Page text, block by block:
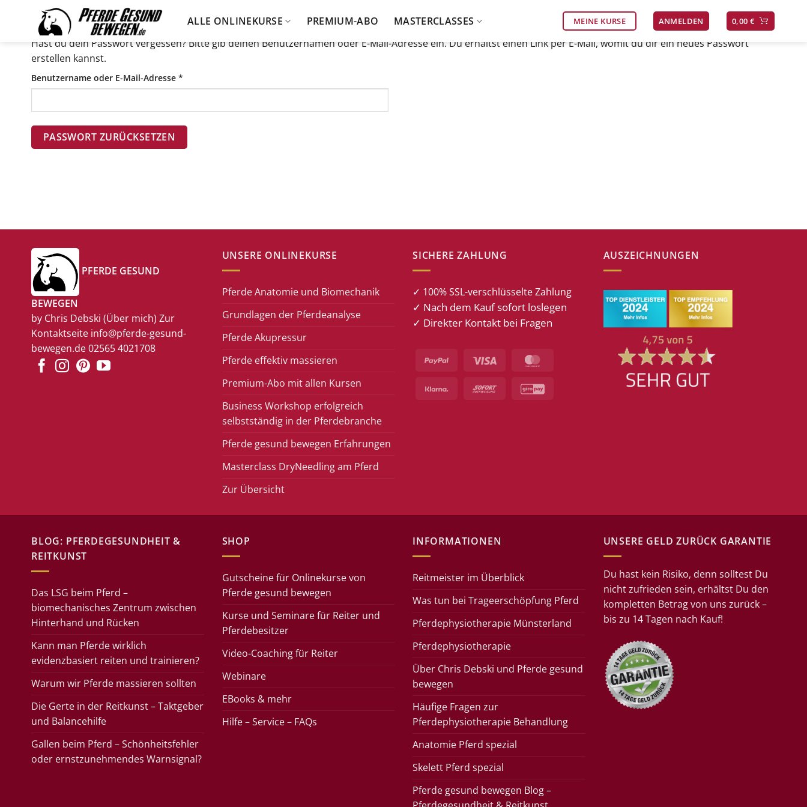
springen
ALLE ONLINEKURSE PREMIUM-ABO MASTERCLASSES MEINE KURSE ANMELDEN 0,00 €
Hast du dein Passwort vergessen? Bitte gib deinen Benutzernamen oder E-Mail-Adresse ein. Du erhältst einen Link per E-Mail, womit du dir ein neues Passwort
erstellen kannst.
Benutzername oder E-Mail-Adresse *
PASSWORT ZURÜCKSETZEN
PFERDE GESUND
BEWEGEN
by Chris Debski (Über mich) Zur
Kontaktseite info@pferde-gesund-
bewegen.de02565 4021708
UNSERE ONLINEKURSE
Pferde Anatomie und Biomechanik
Grundlagen der Pferdeanalyse
Pferde Akupressur
Pferde effektiv massieren
Premium-Abo mit allen Kursen
Business Workshop erfolgreich
selbstständig in der Pferdebranche
Pferde gesund bewegen Erfahrungen
Masterclass DryNeedling am Pferd
Zur Übersicht
SICHERE ZAHLUNG
✓ 100% SSL-verschlüsselte Zahlung
✓ Nach dem Kauf sofort loslegen
✓ Direkter Kontakt bei Fragen
PayPal
Klarna Sofort GiroPay
AUSZEICHNUNGEN
BLOG: PFERDEGESUNDHEIT &
REITKUNST
Das LSG beim Pferd –
biomechanisches Zentrum zwischen
Hinterhand und Rücken
Kann man Pferde wirklich
evidenzbasiert reiten und trainieren?
Warum wir Pferde massieren sollten
Die Gerte in der Reitkunst – Taktgeber
und Balancehilfe
Gallen beim Pferd – Schönheitsfehler
oder ernstzunehmendes Warnsignal?
SHOP
Gutscheine für Onlinekurse von
Pferde gesund bewegen
Kurse und Seminare für Reiter und
Pferdebesitzer
Video-Coaching für Reiter
Webinare
EBooks & mehr
Hilfe – Service – FAQs
INFORMATIONEN
Reitmeister im Überblick
Was tun bei Trageerschöpfung Pferd
Pferdephysiotherapie Münsterland
Pferdephysiotherapie
Über Chris Debski und Pferde gesund
bewegen
Häufige Fragen zur
Pferdephysiotherapie Behandlung
Anatomie Pferd spezial
Skelett Pferd spezial
Pferde gesund bewegen Blog –
UNSERE GELD ZURÜCK GARANTIE
Du hast kein Risiko, denn solltest Du
nicht zufrieden sein, erhältst Du den
kompletten Betrag von uns zurück –
bis zu 14 Tagen nach Kauf!